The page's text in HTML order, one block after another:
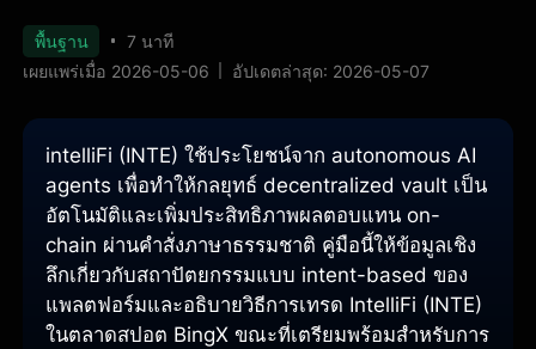
พื้นฐาน
7 นาที
เผยแพร่เมื่อ 2026-05-06
อัปเดตล่าสุด: 2026-05-07
intelliFi (INTE) ใช้ประโยชน์จาก autonomous AI
agents เพื่อทำให้กลยุทธ์ decentralized vault เป็น
อัตโนมัติและเพิ่มประสิทธิภาพผลตอบแทน on-
chain ผ่านคำสั่งภาษาธรรมชาติ คู่มือนี้ให้ข้อมูลเชิง
ลึกเกี่ยวกับสถาปัตยกรรมแบบ intent-based ของ
แพลตฟอร์มและอธิบายวิธีการเทรด IntelliFi (INTE)
ในตลาดสปอต BingX ขณะที่เตรียมพร้อมสำหรับการ